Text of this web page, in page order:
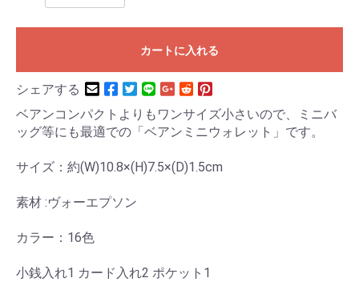
カートに入れる
シェアする
ベアンコンパクトよりもワンサイズ小さいので、ミニバ
ッグ等にも最適での「ベアンミニウォレット」です。
サイズ：約(W)10.8×(H)7.5×(D)1.5cm
素材 :ヴォーエプソン
カラー：16色
小銭入れ1 カード入れ2 ポケット1